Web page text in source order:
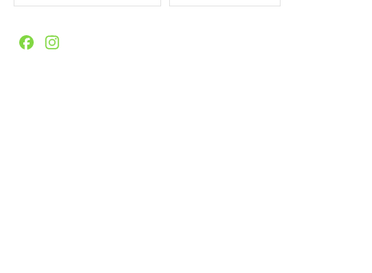
Facebook